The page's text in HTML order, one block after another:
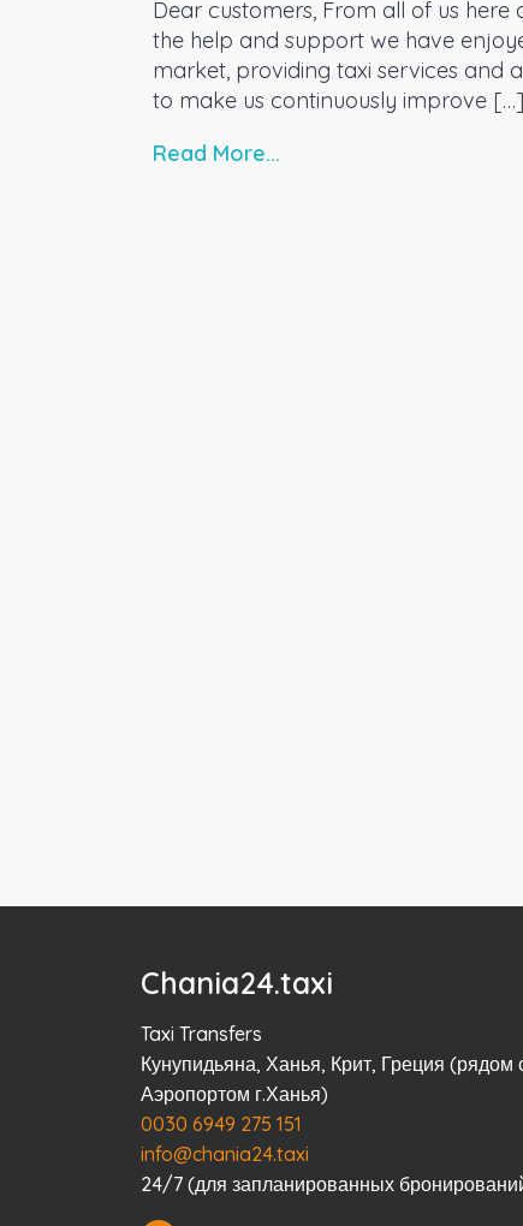
Dear customers, From all of us
the help and support we have
market, providing taxi services and
to make us continuously improve […]
Read More...
Chania24.taxi
Taxi Transfers
Кунупидьяна, Ханья, Крит, Греция (рядом
Аэропортом г.Ханья)
0030 6949 275 151
info@chania24.taxi
24/7 (для запланированных